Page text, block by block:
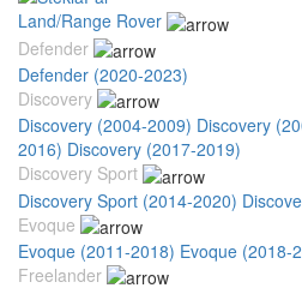
Land/Range Rover
Defender
Defender (2020-2023)
Discovery
Discovery (2004-2009) Discovery
2016) Discovery (2017-2019)
Discovery Sport
Discovery Sport (2014-2020)
Evoque
Evoque (2011-2018) Evoque (2018-
Freelander